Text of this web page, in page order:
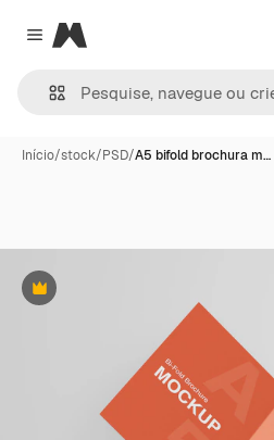
Close menu
Magnific
Início/stock/PSD/A5 bifold brochura m…
Premium